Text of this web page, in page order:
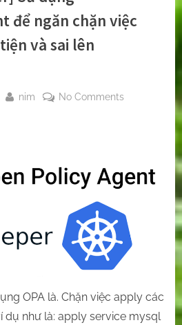
để ngăn chặn việc
và sai lên
By
nim No Commentson
chặn
việc
apply
tiện
và
OPA là. Chặn việc apply các
dụ như là: apply service mysql